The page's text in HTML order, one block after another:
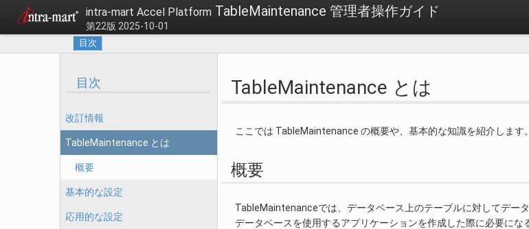
intra-mart Accel Platform TableMaintenance 管理者操作ガイド
第22版 2025-10-01
目次
目次
改訂情報
TableMaintenance とは
概要
基本的な設定
応用的な設定
TableMaintenance とは
ここでは TableMaintenance の概要や、基本的な知識を紹介します。
概要
TableMaintenanceでは、データベース上のテーブルに対してデー
データベースを使用するアプリケーションを作成した際に必要に